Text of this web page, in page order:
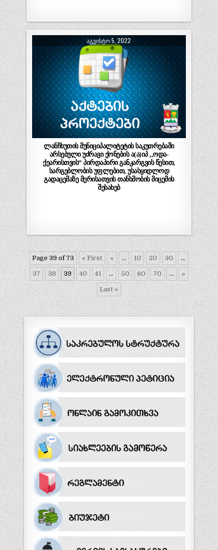
ᲐᲒᲕᲘᲡᲢᲝ 5, 2022
ლანჩხუთის მუნიციპალიტეტის საკუთრებაში
არსებული უძრავი ქონების ა(ა)იპ ,,ოდა-
ქეარისთვის“ პირდაპირი განკარგვის წესით,
სარგებლობის უფლებით, უსასყიდლოდ
გადაცემაზე მერისათვის თანხმობის მიცემის
შესახებ
Page 39 of 73 « First « ... 10 20 30 ...
37 38 39 40 41 ... 50 60 70 ... »
Last »